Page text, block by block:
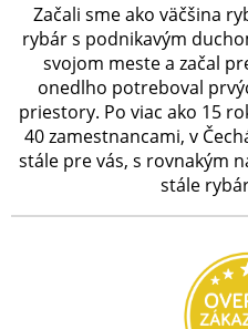
Začali sme ako väčšina
rybár s podnikavým
svojom meste a začal
onedlho potreboval
priestory. Po viac ako 15
40 zamestnancami, v
stále pre vás, s rovnakým
stále